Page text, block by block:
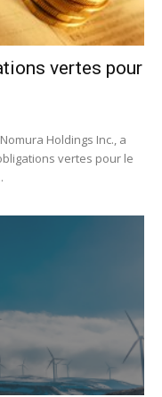
vertes pour
Holdings Inc., a
vertes pour le